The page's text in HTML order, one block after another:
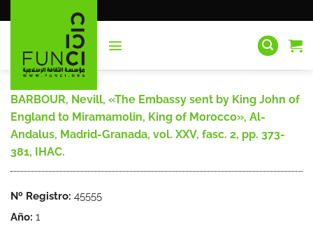
al
BARBOUR, Nevill, «The Embassy sent by King John of
England to Miramamolin, King of Morocco», Al-
Andalus, Madrid-Granada, vol. XXV, fasc. 2, pp. 373-
381, IHAC.
Nº Registro: 45555
Año: 1